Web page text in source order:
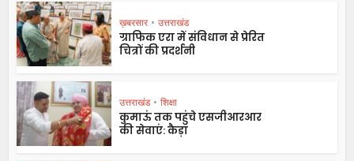
ख़बरसार • उत्तराखंड
ग्राफिक एरा में संविधान से प्रेरित
चित्रों की प्रदर्शनी
उत्तराखंड • शिक्षा
कुमाऊं तक पहुंचे एसजीआरआर
की सेवाएं: कैड़ा